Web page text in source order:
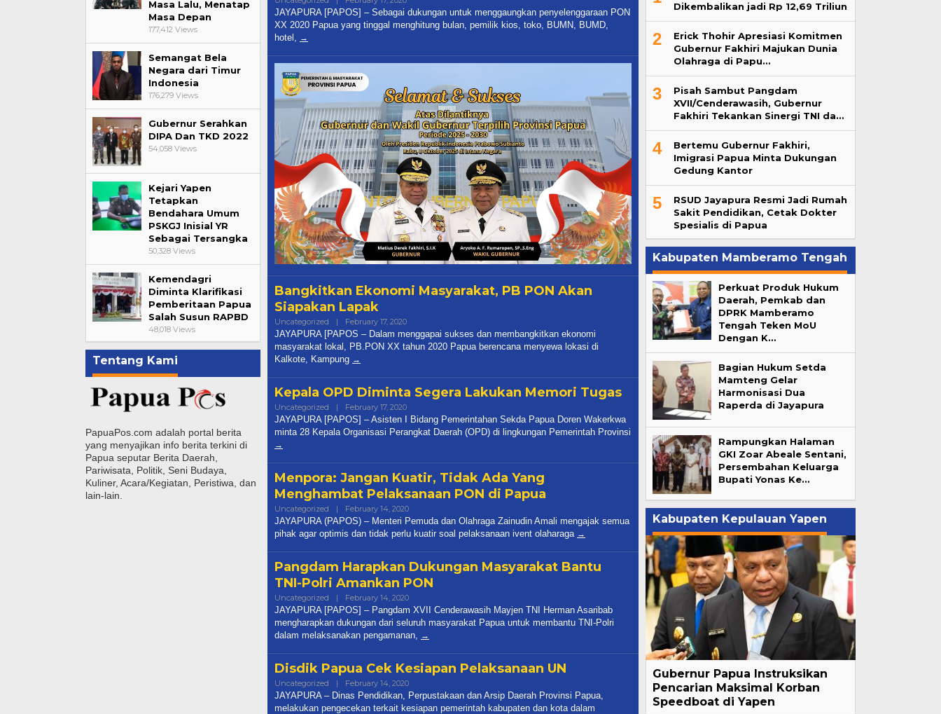
Masa Lalu, Menatap
Masa Depan
177,412 Views
Semangat Bela
Negara dari Timur
Indonesia
176,279 Views
Gubernur Serahkan
DIPA Dan TKD 2022
54,058 Views
Kejari Yapen
Tetapkan
Bendahara Umum
PSKGJ Inisial YR
Sebagai Tersangka
50,328 Views
Kemendagri
Diminta Klarifikasi
Pemberitaan Papua
Salah Susun RAPBD
48,018 Views
Tentang Kami
PapuaPos.com adalah portal berita
yang menyajikan info berita terkini di
Papua seputar Berita Daerah,
Pariwisata, Politik, Seni Budaya,
Kuliner, Acara/Kegiatan, Peristiwa, dan
lain-lain.
Thoding
JAYAPURA [PAPOS] – Sebagai dukungan untuk menggaungkan penyelenggaraan PON
XX 2020 Papua yang tinggal menghitung bulan, pemilik kios, toko, BUMN, BUMD,
hotel,
Bangkitkan Ekonomi Masyarakat, PB PON Akan
Siapakan Lapak
Uncategorized | February 17, 2020
Thoding
JAYAPURA [PAPOS – Dalam menggapai sukses dan membangkitkan ekonomi
masyarakat lokal, PB.PON XX tahun 2020 Papua berencana menyewa lokasi di
Kalkote, Kampung
Kepala OPD Diminta Segera Lakukan Memori Tugas
Uncategorized | February 17, 2020
Thoding
JAYAPURA [PAPOS] – Asisten I Bidang Pemerintahan Sekda Papua Doren Wakerkwa
minta 28 Kepala Organisasi Perangkat Daerah (OPD) di lingkungan Pemerintah Provinsi
Menpora: Jangan Kuatir, Tidak Ada Yang
Menghambat Pelaksanaan PON di Papua
Uncategorized | February 14, 2020
Thoding
JAYAPURA (PAPOS) – Menteri Pemuda dan Olahraga Zainudin Amali mengajak semua
pihak agar optimis dan tidak perlu kuatir soal pelaksanaan ivent olaharaga
Pangdam Harapkan Dukungan Masyarakat Bantu
TNI-Polri Amankan PON
Uncategorized | February 14, 2020
Thoding
JAYAPURA [PAPOS] – Pangdam XVII Cenderawasih Mayjen TNI Herman Asaribab
mengharapkan dukungan dari seluruh masyarakat Papua untuk membantu TNI-Polri
dalam melaksanakan pengamanan,
Disdik Papua Cek Kesiapan Pelaksanaan UN
Uncategorized | February 14, 2020
Thoding
JAYAPURA – Dinas Pendidikan, Perpustakaan dan Arsip Daerah Provinsi Papua,
melakukan pengecekan terkait kesiapan pemerintah kabupaten dan kota dalam
Dikembalikan jadi Rp 12,69 Triliun
2
Erick Thohir Apresiasi Komitmen
Gubernur Fakhiri Majukan Dunia
Olahraga di Papu…
3
Pisah Sambut Pangdam
XVII/Cenderawasih, Gubernur
Fakhiri Tekankan Sinergi TNI da…
4
Bertemu Gubernur Fakhiri,
Imigrasi Papua Minta Dukungan
Gedung Kantor
5
RSUD Jayapura Resmi Jadi Rumah
Sakit Pendidikan, Cetak Dokter
Spesialis di Papua
Kabupaten Mamberamo Tengah
Perkuat Produk Hukum
Daerah, Pemkab dan
DPRK Mamberamo
Tengah Teken MoU
Dengan K…
Bagian Hukum Setda
Mamteng Gelar
Harmonisasi Dua
Raperda di Jayapura
Rampungkan Halaman
GKI Zoar Abeale Sentani,
Persembahan Keluarga
Bupati Yonas Ke…
Kabupaten Kepulauan Yapen
Gubernur Papua Instruksikan
Pencarian Maksimal Korban
Speedboat di Yapen